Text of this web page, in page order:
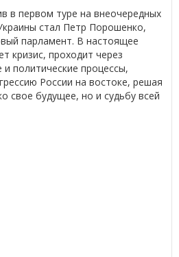
в первом туре на внеочередных
стал Петр Порошенко,
парламент. В настоящее
кризис, проходит через
политические процессы,
России на востоке, решая
свое будущее, но и судьбу всей